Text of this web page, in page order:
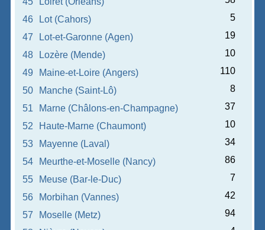
46
Lot (Cahors)
5
47
Lot-et-Garonne (Agen)
19
48
Lozère (Mende)
10
49
Maine-et-Loire (Angers)
110
50
Manche (Saint-Lô)
8
51
Marne (Châlons-en-Champagne)
37
52
Haute-Marne (Chaumont)
10
53
Mayenne (Laval)
34
54
Meurthe-et-Moselle (Nancy)
86
55
Meuse (Bar-le-Duc)
7
56
Morbihan (Vannes)
42
57
Moselle (Metz)
94